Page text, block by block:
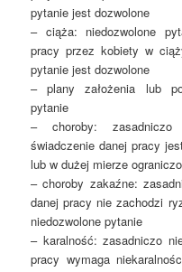
pytanie jest dozwolone
– ciąża: niedozwolone
pracy przez kobiety w
pytanie jest dozwolone
– plany założenia lub
pytanie
– choroby: zasadniczo
świadczenie danej pracy
lub w dużej mierze
– choroby zakaźne:
danej pracy nie zachodzi
niedozwolone pytanie
– karalność: zasadniczo
pracy wymaga